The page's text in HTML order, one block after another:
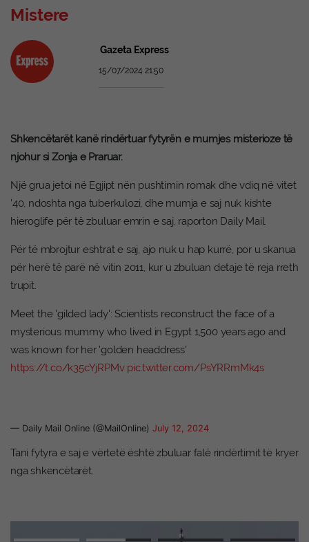
Mistere
Gazeta Express
15/07/2024 21:50
Shkencëtarët kanë rindërtuar fytyrën e mumjes misterioze të
njohur si Zonja e Praruar.
Një grua jetoi në Egjipt nën pushtimin romak dhe vdiq në vitet
’40, ndoshta nga tuberkulozi, dhe mumja e saj nuk kishte
hieroglife për të zbuluar emrin e saj, raporton Daily Mail.
Për të mbrojtur eshtrat e saj, ajo nuk u hap kurrë, por u skanua
për herë të parë në vitin 2011, kur u zbuluan detaje të reja rreth
trupit.
Meet the 'gilded lady': Scientists reconstruct the face of a
mysterious mummy who lived in Egypt 1,500 years ago and
was known for her 'golden headdress'
https://t.co/k35cYjRPMv pic.twitter.com/PsYRRmMk4s
— Daily Mail Online (@MailOnline) July 12, 2024
Tani fytyra e saj e vërtetë është zbuluar falë rindërtimit të kryer
nga shkencëtarët.